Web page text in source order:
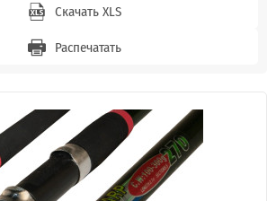
Скачать XLS
Распечатать